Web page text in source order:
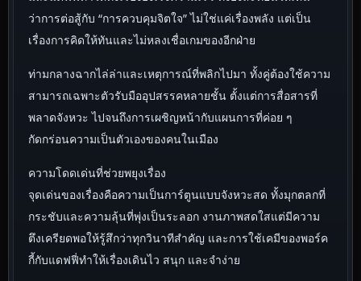
ว่าการต่อสู้กับ “การควบคุมจิตใจ” ไม่ใช่แค่เรื่องพลัง แต่เป็น
เรื่องการคิดให้ทันและไม่หลงเชื่อเกมของอีกฝ่าย
ท่ามกลางฉากไล่ล่าและเหตุการณ์ที่พลิกไปมา ทั้งคู่ต้องใช้ความ
สามารถเฉพาะตัวรับมืออุปสรรคหลายชั้น ตั้งแต่การสื่อสารที่
พลาดจังหวะ ไปจนถึงการเผชิญหน้ากับแผนการที่ค่อย ๆ
กัดกร่อนความเป็นตัวเองของคนในเมือง
ความโดดเด่นที่ช่วยพยุงเรื่อง
จุดเด่นของเรื่องคือความเป็นการ์ตูนแบบจังหวะสด ทั้งมุกตลกที่
กระชับและความลุ้นที่พุ่งเป็นระลอก งานภาพสดใสแต่มีความ
ตึงเครียดพอให้รู้สึกว่าทุกวินาทีสำคัญ และการใช้เคมีของพอร์ค
กี้กับแดฟฟี่ทำให้เรื่องเดินไว สนุก และจำง่าย